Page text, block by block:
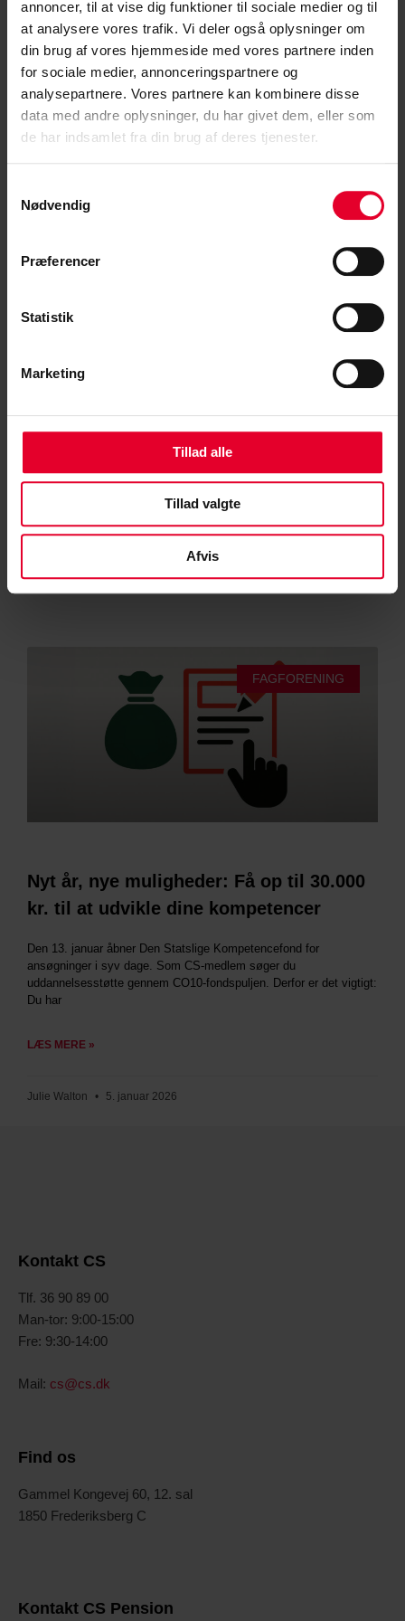
annoncer, til at vise dig funktioner til sociale medier og til
at analysere vores trafik. Vi deler også oplysninger om
din brug af vores hjemmeside med vores partnere inden
for sociale medier, annonceringspartnere og
analysepartnere. Vores partnere kan kombinere disse
data med andre oplysninger, du har givet dem, eller som
de har indsamlet fra din brug af deres tjenester.
Nødvendig
Præferencer
Statistik
Marketing
Tillad alle
Tillad valgte
Afvis
LÆS MERE »
Stine Lintrup 9. januar 2026
Opkvalificeringspuljen: Sonni har flere
opkvalificeringspuljen rummer. Når han kommer hjem fra Kosovo,
vil han søge midler til uddannelsen som anlægsstruktør –
FAGFORENING
Nyt år, nye muligheder: Få op til 30.000
kr. til at udvikle dine kompetencer
Den 13. januar åbner Den Statslige Kompetencefond for
ansøgninger i syv dage. Som CS-medlem søger du
uddannelsesstøtte gennem CO10-fondspuljen. Derfor er det vigtigt:
Du har
LÆS MERE »
Julie Walton 5. januar 2026
Kontakt CS
Tlf. 36 90 89 00
Man-tor: 9:00-15:00
Fre: 9:30-14:00
Mail: cs@cs.dk
Find os
Gammel Kongevej 60, 12. sal
1850 Frederiksberg C
Kontakt CS Pension